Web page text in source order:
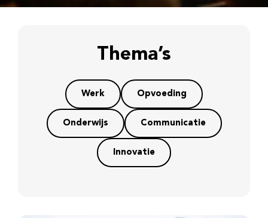
Thema’s
Werk Opvoeding
Onderwijs Communicatie
Innovatie